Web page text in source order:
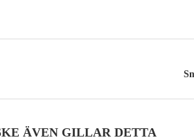
ÄVEN GILLAR DETTA